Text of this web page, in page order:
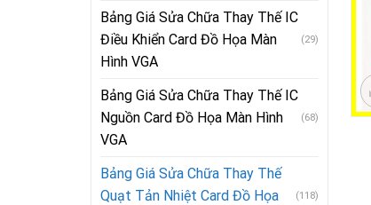
Bảng Giá Sửa Chữa Thay Thế IC
Điều Khiển Card Đồ Họa Màn
Hình VGA
(29)
Bảng Giá Sửa Chữa Thay Thế IC
Nguồn Card Đồ Họa Màn Hình
VGA
(68)
Bảng Giá Sửa Chữa Thay Thế
Quạt Tản Nhiệt Card Đồ Họa
(118)